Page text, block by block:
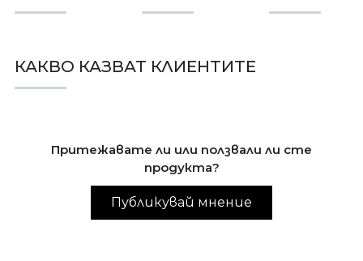
КАКВО КАЗВАТ КЛИЕНТИТЕ
Притежавате ли или ползвали ли сте
продукта?
Публикувай мнение